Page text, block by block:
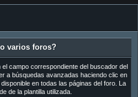
varios foros?
campo correspondiente del buscador del
a búsquedas avanzadas haciendo clic en
en todas las páginas del foro. La
de la plantilla utilizada.